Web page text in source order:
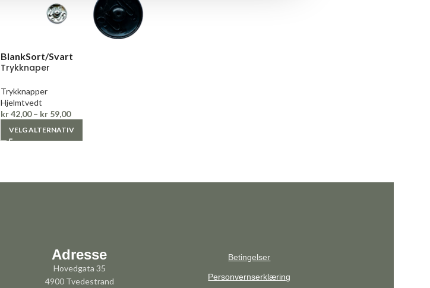
BlankSort/Svart
Trykknaper
Trykknapper
Hjelmtvedt
kr42,00 – kr 59,00
VELG ALTERNATIV
Adresse
Hovedgata 35
4900 Tvedestrand
Betingelser
Personvernserklæring